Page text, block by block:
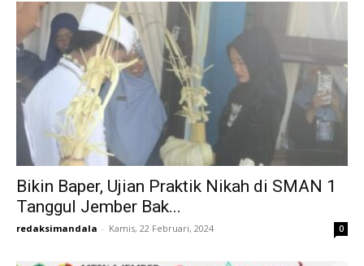
Bikin Baper, Ujian Praktik Nikah di SMAN 1
Tanggul Jember Bak...
redaksimandala - Kamis, 22 Februari, 2024 0